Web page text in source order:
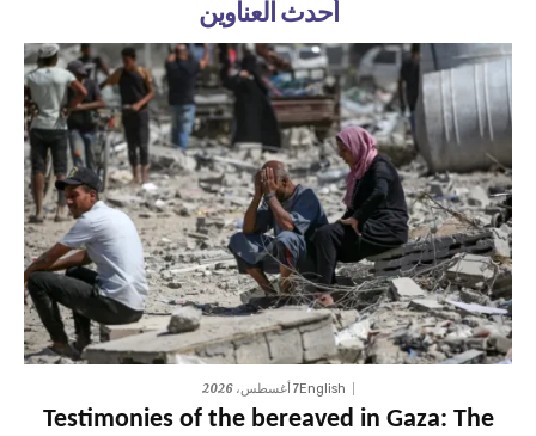
أحدث العناوين
English7 أغسطس، 2026
Testimonies of the bereaved in Gaza: The